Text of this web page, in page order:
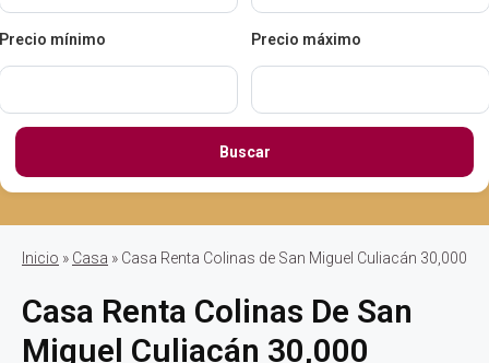
Precio mínimo Precio máximo
Buscar
Inicio » Casa » Casa Renta Colinas de San Miguel Culiacán 30,000
Casa Renta Colinas De San
Miguel Culiacán 30,000